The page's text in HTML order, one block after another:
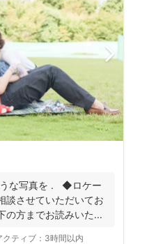
うな写真を . ◆ロケー
談させていただいてお
の方までお読みいた...
ティブ： 3時間以内